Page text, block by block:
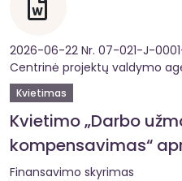
2026-06-22 Nr. 07-021-J-
Centrinė projektų valdymo
Kvietimas
Kvietimo „Darbo
kompensavimas“
Finansavimo skyrimas